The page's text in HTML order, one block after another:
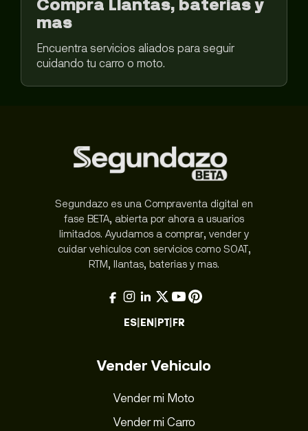
mas
Encuentra servicios aliados para seguir
cuidando tu carro o moto.
Segundazo es una Compraventa digital en
fase BETA, abierta por ahora a usuarios
limitados. Ayudamos a comprar, vender y
cuidar vehiculos con servicios como SOAT,
RTM, llantas, baterias y mas.
ES|EN|PT|FR
Vender Vehiculo
Vender mi Moto
Vender mi Carro